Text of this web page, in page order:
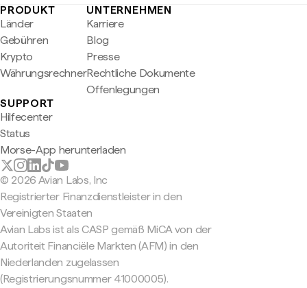
PRODUKT
Länder
Gebühren
Krypto
Währungsrechner
UNTERNEHMEN
Karriere
Blog
Presse
Rechtliche Dokumente
Offenlegungen
SUPPORT
Hilfecenter
Status
Morse-App herunterladen
© 2026 Avian Labs, Inc
Registrierter Finanzdienstleister in den
Vereinigten Staaten
Avian Labs ist als CASP gemäß MiCA von der
Autoriteit Financiële Markten (AFM) in den
Niederlanden zugelassen
(Registrierungsnummer 41000005).